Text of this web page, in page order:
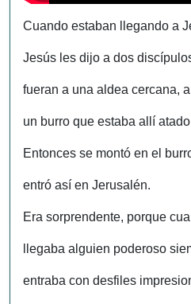
Cuando estaban llegando a
Jesús les dijo a dos
fueran a una aldea cercana,
un burro que estaba allí
Entonces se montó en el
entró así en Jerusalén.
Era sorprendente, porque
llegaba alguien poderoso
entraba con desfiles